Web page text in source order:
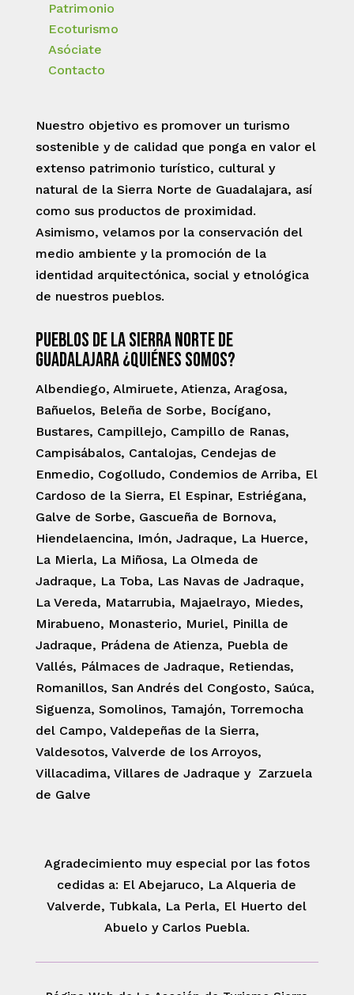
Patrimonio
Ecoturismo
Asóciate
Contacto
Nuestro objetivo es promover un turismo
sostenible y de calidad que ponga en valor el
extenso patrimonio turístico, cultural y
natural de la Sierra Norte de Guadalajara, así
como sus productos de proximidad.
Asimismo, velamos por la conservación del
medio ambiente y la promoción de la
identidad arquitectónica, social y etnológica
de nuestros pueblos.
Pueblos de la Sierra Norte de
Guadalajara ¿Quiénes somos?
Albendiego, Almiruete, Atienza, Aragosa,
Bañuelos, Beleña de Sorbe, Bocígano,
Bustares, Campillejo, Campillo de Ranas,
Campisábalos, Cantalojas, Cendejas de
Enmedio, Cogolludo, Condemios de Arriba, El
Cardoso de la Sierra, El Espinar, Estriégana,
Galve de Sorbe, Gascueña de Bornova,
Hiendelaencina, Imón, Jadraque, La Huerce,
La Mierla, La Miñosa, La Olmeda de
Jadraque, La Toba, Las Navas de Jadraque,
La Vereda, Matarrubia, Majaelrayo, Miedes,
Mirabueno, Monasterio, Muriel, Pinilla de
Jadraque, Prádena de Atienza, Puebla de
Vallés, Pálmaces de Jadraque, Retiendas,
Romanillos, San Andrés del Congosto, Saúca,
Siguenza, Somolinos, Tamajón, Torremocha
del Campo, Valdepeñas de la Sierra,
Valdesotos, Valverde de los Arroyos,
Villacadima, Villares de Jadraque y Zarzuela
de Galve
Agradecimiento muy especial por las fotos
cedidas a: El Abejaruco, La Alqueria de
Valverde, Tubkala, La Perla, El Huerto del
Abuelo y Carlos Puebla.